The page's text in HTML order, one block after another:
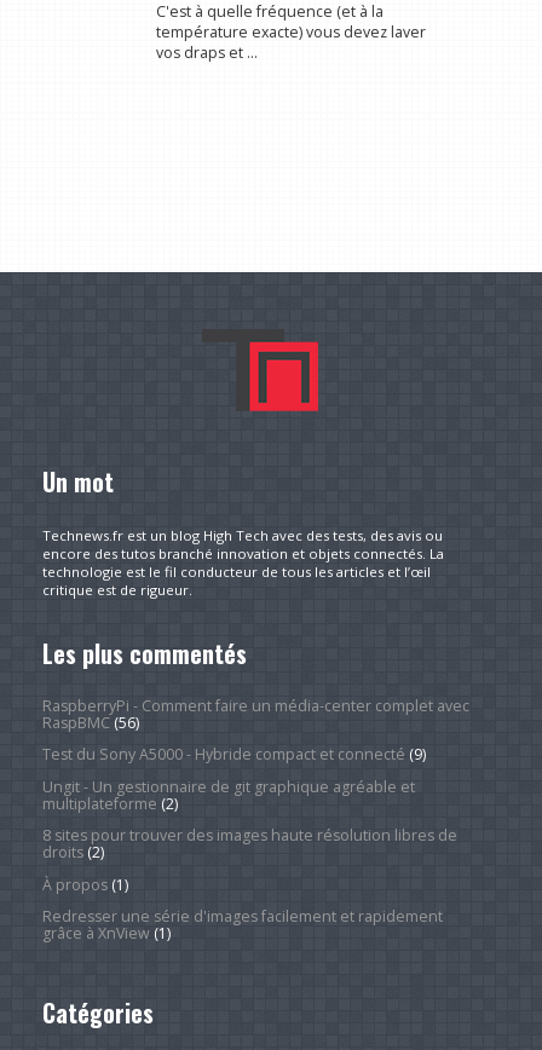
C'est à quelle fréquence (et à la
température exacte) vous devez laver
vos draps et ...
Un mot
Technews.fr est un blog High Tech avec des tests, des avis ou
encore des tutos branché innovation et objets connectés. La
technologie est le fil conducteur de tous les articles et l’œil
critique est de rigueur.
Les plus commentés
RaspberryPi - Comment faire un média-center complet avec
RaspBMC(56)
Test du Sony A5000 - Hybride compact et connecté (9)
Ungit - Un gestionnaire de git graphique agréable et
multiplateforme (2)
8 sites pour trouver des images haute résolution libres de
droits(2)
À propos(1)
Redresser une série d'images facilement et rapidement
grâce à XnView(1)
Catégories